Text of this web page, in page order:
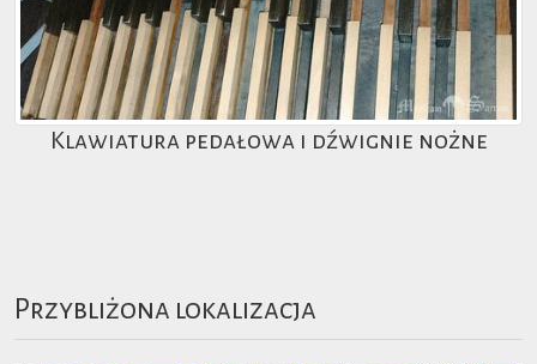
Klawiatura pedałowa i dźwignie nożne
Przybliżona lokalizacja